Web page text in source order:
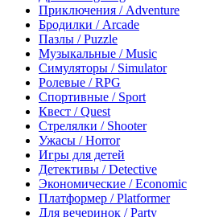
Приключения / Adventure
Бродилки / Arcade
Пазлы / Puzzle
Музыкальные / Music
Симуляторы / Simulator
Ролевые / RPG
Спортивные / Sport
Квест / Quest
Стрелялки / Shooter
Ужасы / Horror
Игры для детей
Детективы / Detective
Экономические / Economic
Платформер / Platformer
Для вечеринок / Party